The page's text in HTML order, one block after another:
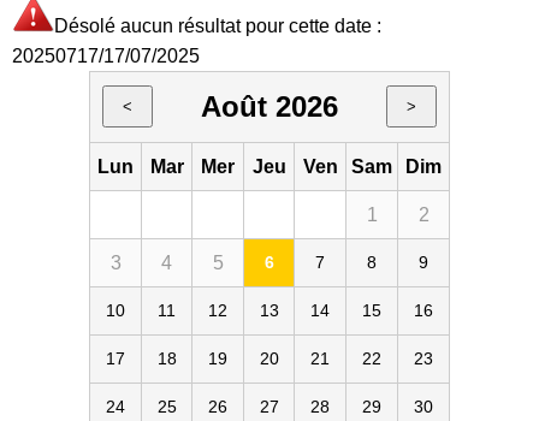
Désolé aucun résultat pour cette date :
20250717/17/07/2025
< Août 2026 >
Lun Mar Mer Jeu Ven Sam Dim
1 2
3 4 5 6 7 8 9
10 11 12 13 14 15 16
17 18 19 20 21 22 23
24 25 26 27 28 29 30